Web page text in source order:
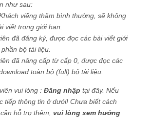
như sau:
viếng thăm bình thường, sẽ không
viết trong giới hạn.
đã đăng ký, được đọc các bài viết giới
bộ tài liệu.
đã nâng cấp từ cấp 0, được đọc các
toàn bộ (full) bộ tài liệu.
vui lòng : Đăng nhập tại đây. Nếu
tiếp thông tin ở dưới! Chưa biết cách
hỗ trợ thêm, vui lòng xem hướng